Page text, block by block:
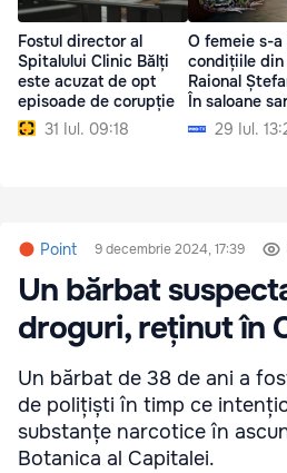
Fostul director al
Spitalului Clinic Bălți
este acuzat de opt
episoade de corupție
31 Iul. 09:18
O femeie s-a
condițiile
Raional
În saloane
29 Iul.
Point 9 decembrie 2024, 17:39
Un bărbat
droguri, reținut în
Un bărbat de 38 de ani a
de polițiști în timp ce
substanțe narcotice în
Botanica al Capitalei.